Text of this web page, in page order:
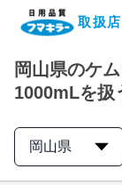
取扱
企業・IR
製品情報
岡山県のケ
1000mLを扱
岡山県